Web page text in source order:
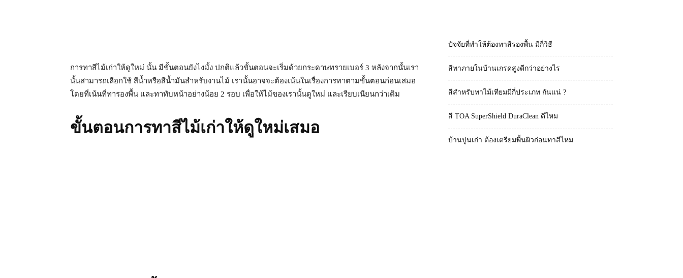
การทาสีไม้เก่าให้ดูใหม่ นั้น มีขั้นตอนยังไงมั้ง ปกติแล้วขั้นตอนจะเริ่มด้วยกระดาษทรายเบอร์ 3 หลังจากนั้นเรา
นั้นสามารถเลือกใช้ สีน้ำหรือสีน้ำมันสำหรับงานไม้ เรานั้นอาจจะต้องเน้นในเรื่องการทาตามขั้นตอนก่อนเสมอ
โดยที่เน้นที่ทารองพื้น และทาทับหน้าอย่างน้อย 2 รอบ เพื่อให้ไม้ของเรานั้นดูใหม่ และเรียบเนียนกว่าเดิม
ขั้นตอนการทาสีไม้เก่าให้ดูใหม่เสมอ
ปัจจัยที่ทำให้ต้องทาสีรองพื้น มีกี่วิธี
สีทาภายในบ้านเกรดสูงดีกว่าอย่างไร
สีสำหรับทาไม้เทียมมีกี่ประเภท กันแน่ ?
สี TOA SuperShield DuraClean ดีไหม
บ้านปูนเก่า ต้องเตรียมพื้นผิวก่อนทาสีไหม